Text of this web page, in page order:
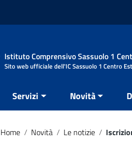
Istituto Comprensivo Sassuolo 1
Sito web ufficiale dell'IC Sassuolo 1 Centro Est
Servizi Novità
Home / Novità / Le notizie /